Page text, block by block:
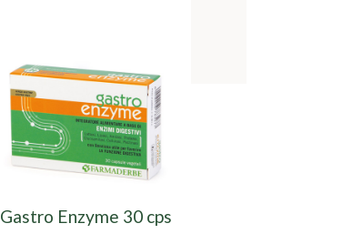
Gastro Enzyme 30 cps